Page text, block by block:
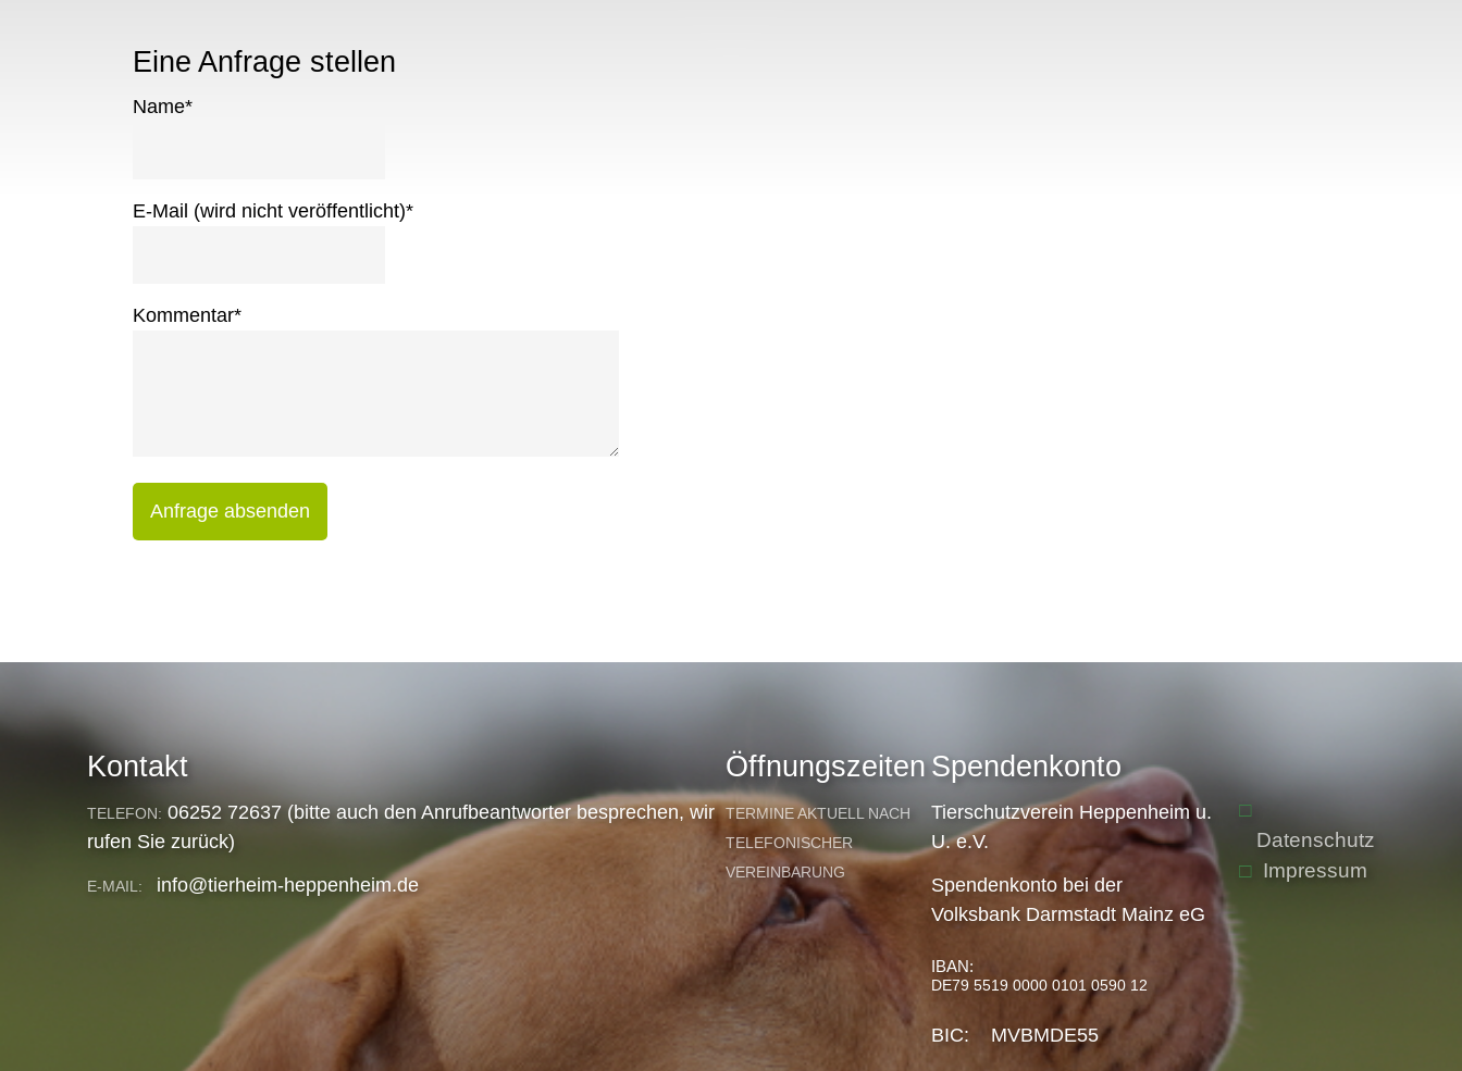
Eine Anfrage stellen
Name*
E-Mail (wird nicht veröffentlicht)*
Kommentar*
Anfrage absenden
Kontakt
TELEFON: 06252 72637 (bitte auch den Anrufbeantworter besprechen, wir
rufen Sie zurück)
E-MAIL: info@tierheim-heppenheim.de
Öffnungszeiten
TERMINE AKTUELL NACH
TELEFONISCHER
VEREINBARUNG
Spendenkonto
Tierschutzverein Heppenheim u.
U. e.V.
Spendenkonto bei der
Volksbank Darmstadt Mainz eG
IBAN:
DE79 5519 0000 0101 0590 12
BIC: MVBMDE55
Datenschutz
Impressum